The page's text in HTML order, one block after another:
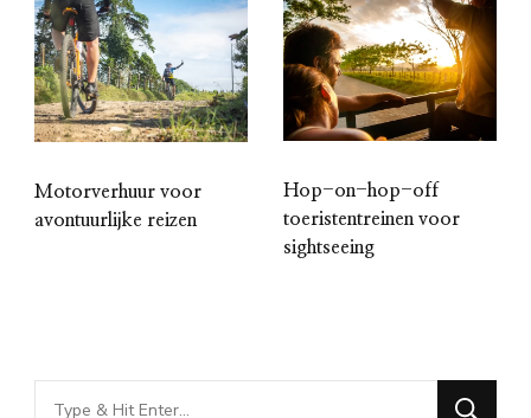
Motorverhuur voor
avontuurlijke reizen
Hop-on-hop-off
toeristentreinen voor
sightseeing
Looking